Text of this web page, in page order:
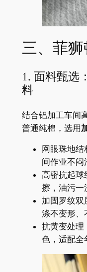
三、菲
1. 面料甄选
料
结合铝加工车间
普通纯棉，选用
网眼珠地
间作业不闷
高密抗起球
擦，油污一
加固罗纹双
涤不变形、
抗黄变处理
色，适配全